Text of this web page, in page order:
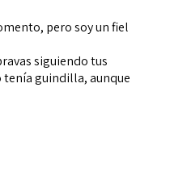
pero soy un fiel
siguiendo tus
tenía guindilla, aunque